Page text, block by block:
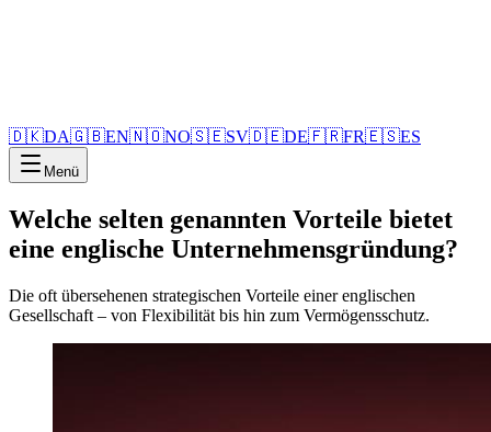
🇩🇰DA🇬🇧EN🇳🇴NO🇸🇪SV🇩🇪DE🇫🇷FR🇪🇸ES
Menü
Welche selten genannten Vorteile bietet
eine englische Unternehmensgründung?
Die oft übersehenen strategischen Vorteile einer englischen
Gesellschaft – von Flexibilität bis hin zum Vermögensschutz.